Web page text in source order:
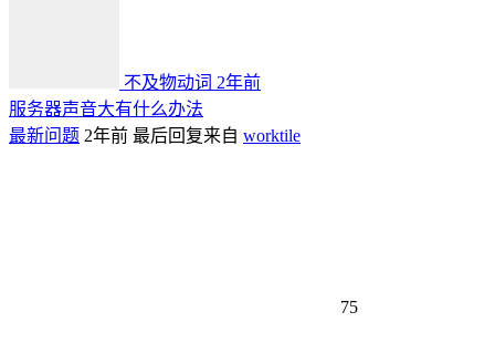
不及物动词 2年前
服务器声音大有什么办法
最新问题 2年前 最后回复来自 worktile
75